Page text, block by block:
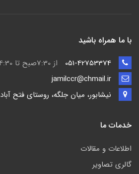
با ما همراه باشید
از 7:30صبح تا 14:30
نیشابور، میان جلگه، روستای فتح آباد
خدمات ما
اطلاعات و مقالات
گالری تصاویر